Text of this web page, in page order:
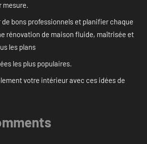
mesure.
de bons professionnels et planifier chaque
rénovation de maison fluide, maîtrisée et
les plans
les plus populaires.
votre intérieur avec ces idées de